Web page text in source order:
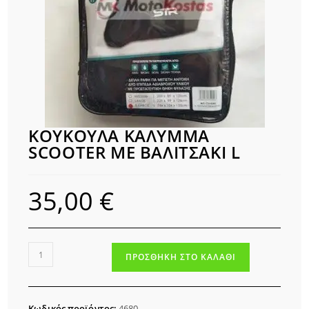
ΚΟΥΚΟΥΛΑ ΚΑΛΥΜΜΑ
SCOOTER ΜΕ ΒΑΛΙΤΣΑΚΙ L
35,00 €
ΚΟΥΚΟΥΛΑ
SCOOTER
ΠΡΟΣΘΉΚΗ ΣΤΟ ΚΑΛΆΘΙ